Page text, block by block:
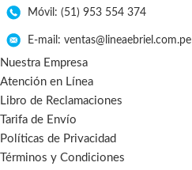
Móvil: (51) 953 554 374
E-mail: ventas@lineaebriel.com.pe
Nuestra Empresa
Atención en Línea
Libro de Reclamaciones
Tarifa de Envío
Políticas de Privacidad
Términos y Condiciones